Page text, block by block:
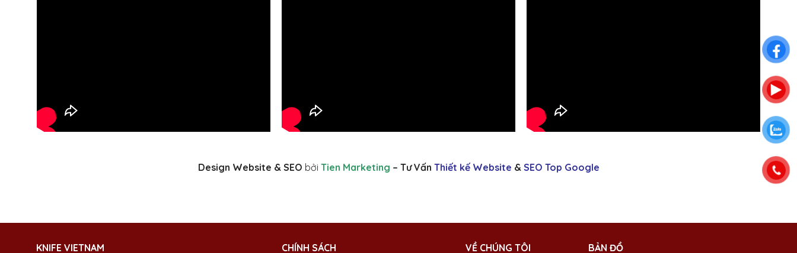
Design Website & SEO bởi Tien Marketing – Tư Vấn Thiết kế Website & SEO Top Google
KNIFE VIETNAM CHÍNH SÁCH VỀ CHÚNG TÔI BẢN ĐỒ